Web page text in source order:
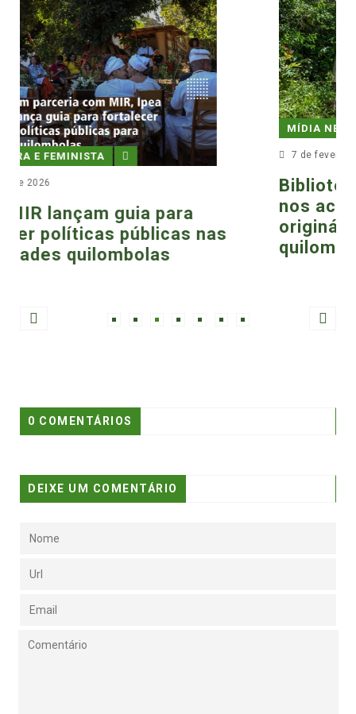
MÍDIA NEGRA E FEMINISTA
7 de fevereiro de 2024
Biblioteca Nacional: novos dossiês
nos acervos referentes aos povos
originários e comunidades
quilombolas
0 COMENTÁRIOS
DEIXE UM COMENTÁRIO